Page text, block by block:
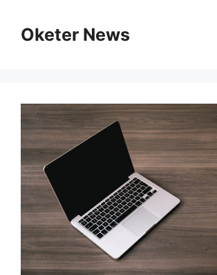
contentOketer News